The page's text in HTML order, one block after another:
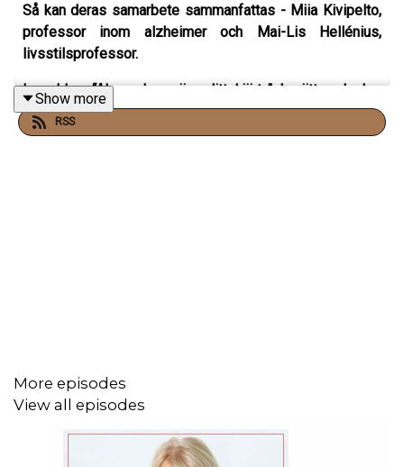
Så kan deras samarbete sammanfattas - Miia Kivipelto,
professor inom alzheimer och Mai-Lis Hellénius,
livsstilsprofessor.
I podden “Alexandra- nära ditt hjärta" berättar de hur
avgörande vår livsstil är för hälsan:
Tillsammans har Miia och Mai-Lis skrivit boken
“Hjärnhälsa - på dina fem fingrar” och det är slående hur
mycket vi själva kan göra för att både må bättre och
minska risken för demens.
Show more
RSS
More episodes
View all episodes